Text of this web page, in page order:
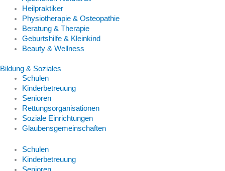
Heilpraktiker
Physiotherapie & Osteopathie
Beratung & Therapie
Geburtshilfe & Kleinkind
Beauty & Wellness
Bildung & Soziales
Schulen
Kinderbetreuung
Senioren
Rettungsorganisationen
Soziale Einrichtungen
Glaubensgemeinschaften
Schulen
Kinderbetreuung